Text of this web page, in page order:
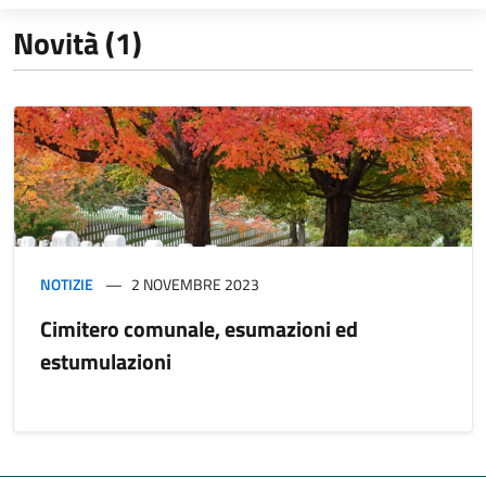
Novità (1)
NOTIZIE 2 NOVEMBRE 2023
Cimitero comunale, esumazioni ed
estumulazioni